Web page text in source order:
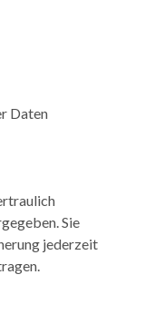
Sie
jederzeit